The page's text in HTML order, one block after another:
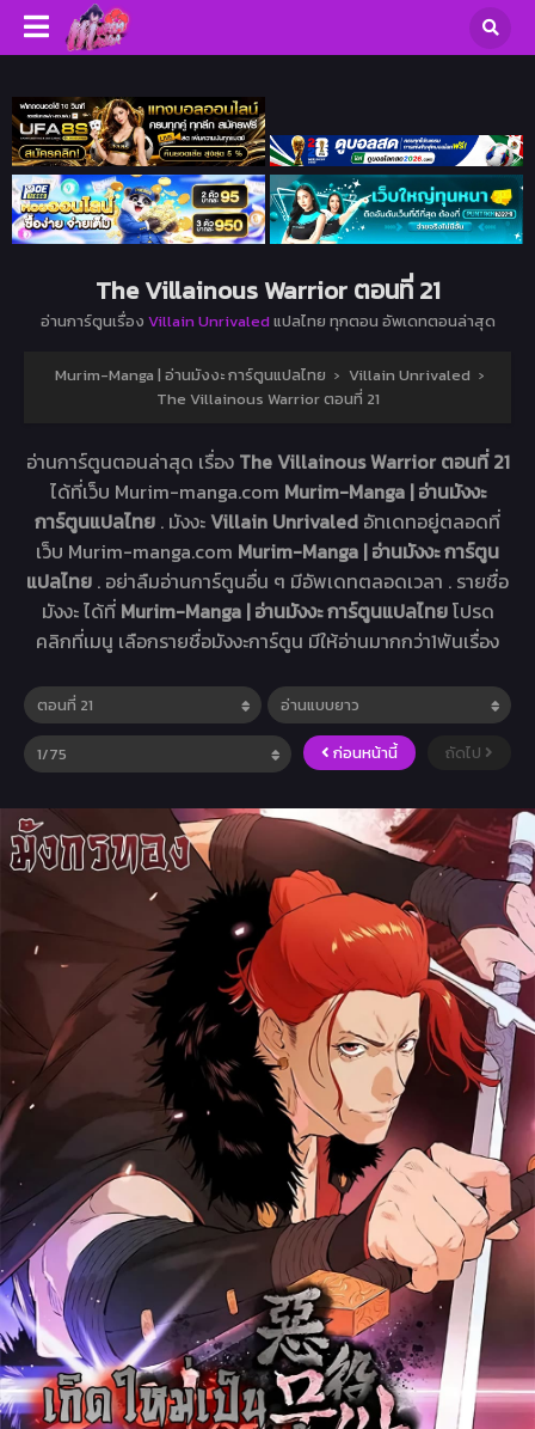
The Villainous Warrior ตอนที่ 21
อ่านการ์ตูนเรื่อง Villain Unrivaled แปลไทย ทุกตอน อัพเดทตอนล่าสุด
Murim-Manga | อ่านมังงะ การ์ตูนแปลไทย › Villain Unrivaled ›
The Villainous Warrior ตอนที่ 21
อ่านการ์ตูนตอนล่าสุด เรื่อง The Villainous Warrior ตอนที่ 21
ได้ที่เว็บ Murim-manga.com Murim-Manga | อ่านมังงะ
การ์ตูนแปลไทย . มังงะVillain Unrivaled อัทเดทอยู่ตลอดที่
เว็บ Murim-manga.com Murim-Manga | อ่านมังงะ การ์ตูน
แปลไทย . อย่าลืมอ่านการ์ตูนอื่น ๆ มีอัพเดทตลอดเวลา . รายชื่อ
มังงะ ได้ที่ Murim-Manga | อ่านมังงะ การ์ตูนแปลไทยโปรด
คลิกที่เมนู เลือกรายชื่อมังงะการ์ตูน มีให้อ่านมากกว่า1พันเรื่อง
ก่อนหน้านี้ ถัดไป